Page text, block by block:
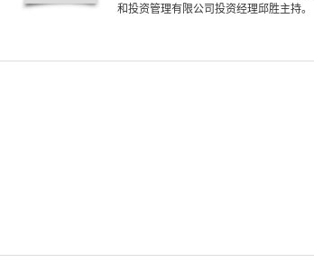
和投资管理有限公司投资经理邱胜主持。